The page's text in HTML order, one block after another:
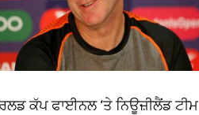
ਕੱਪ ਫਾਈਨਲ ‘ਤੇ ਨਿਊਜ਼ੀਲੈਂਡ ਟੀਮ